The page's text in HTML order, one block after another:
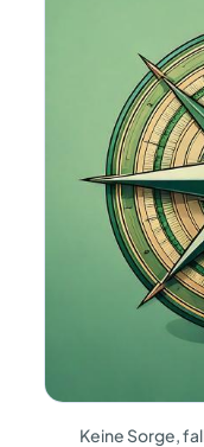
Keine Sorge,